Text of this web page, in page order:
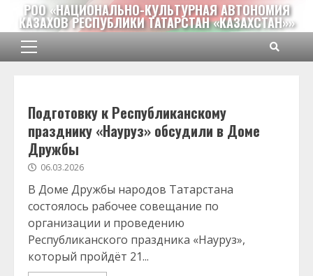
Перейти
содержимому
РОО «НАЦИОНАЛЬНО-КУЛЬТУРНАЯ АВТОНОМИЯ
КАЗАХОВ РЕСПУБЛИКИ ТАТАРСТАН «КАЗАХСТАН»»
Основное
Подготовку к Республиканскому
празднику «Науруз» обсудили в Доме
Дружбы
06.03.2026
В Доме Дружбы народов Татарстана
состоялось рабочее совещание по
организации и проведению
Республиканского праздника «Науруз»,
который пройдёт 21...